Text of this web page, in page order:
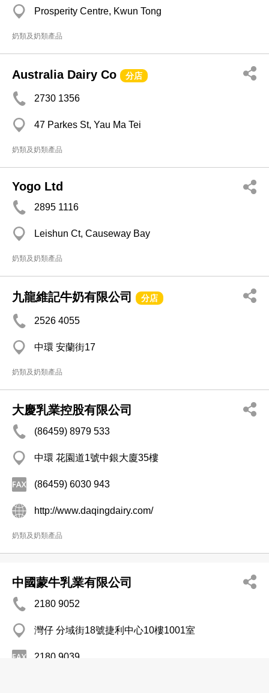
Prosperity Centre, Kwun Tong
奶類及奶類產品
Australia Dairy Co 分店
2730 1356
47 Parkes St, Yau Ma Tei
奶類及奶類產品
Yogo Ltd
2895 1116
Leishun Ct, Causeway Bay
奶類及奶類產品
九龍維記牛奶有限公司 分店
2526 4055
中環 安蘭街17
奶類及奶類產品
大慶乳業控股有限公司
(86459) 8979 533
中環 花園道1號中銀大廈35樓
(86459) 6030 943
http://www.daqingdairy.com/
奶類及奶類產品
中國蒙牛乳業有限公司
2180 9052
灣仔 分域街18號捷利中心10樓1001室
2180 9039